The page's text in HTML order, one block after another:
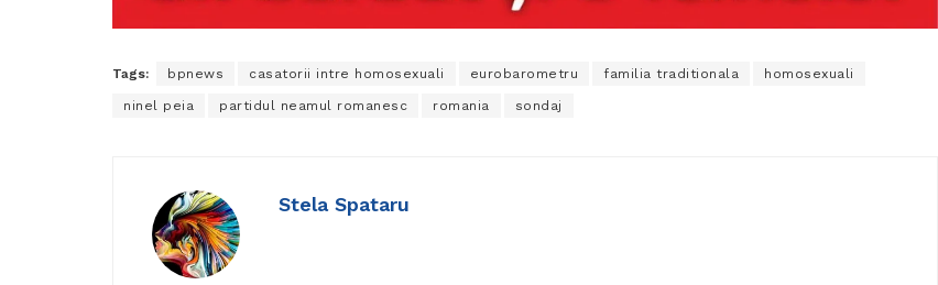
Tags: bpnews casatorii intre homosexuali eurobarometru familia traditionala homosexuali
ninel peia partidul neamul romanesc romania sondaj
Stela Spataru